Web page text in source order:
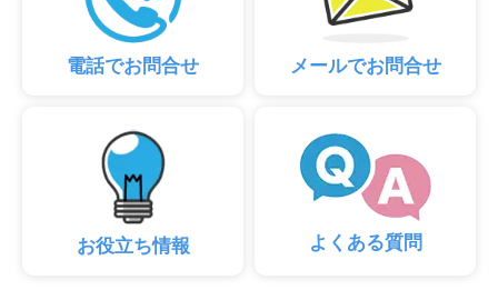
電話でお問合せ メールでお問合せ
お役立ち情報 よくある質問